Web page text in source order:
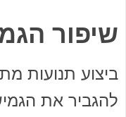
שיפור
ביצוע תנועות
להגביר את